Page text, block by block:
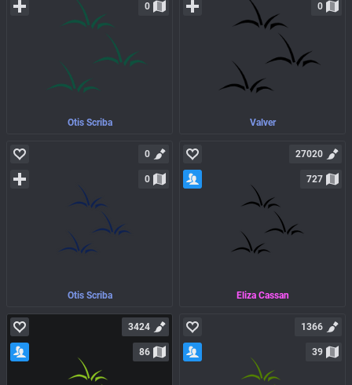
Otis Scriba
0
Valver
0
Otis Scriba
0
0
Eliza Cassan
27020
727
3424
86
1366
39